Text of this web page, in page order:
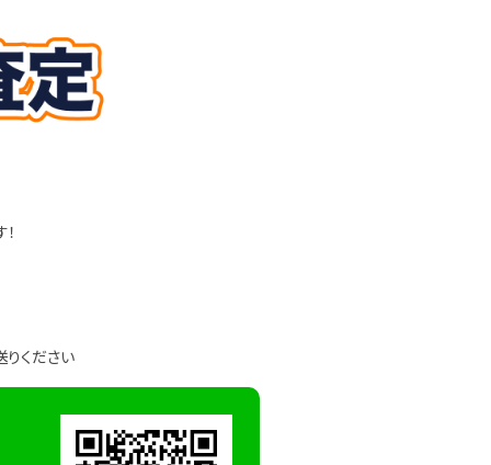
ください